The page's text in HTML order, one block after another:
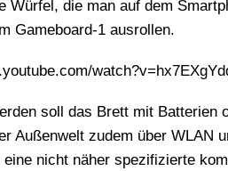
Wür­fel, die man auf dem
Gameboard‑1 aus­rol­len.
soll das Brett mit
Außen­welt zudem über WLAN
nicht näher spe­zi­fi­zier­te